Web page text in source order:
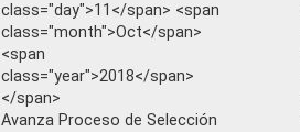
class="day">11</span> <span
class="month">Oct</span>
<span
class="year">2018</span>
</span>
Avanza Proceso de Selección